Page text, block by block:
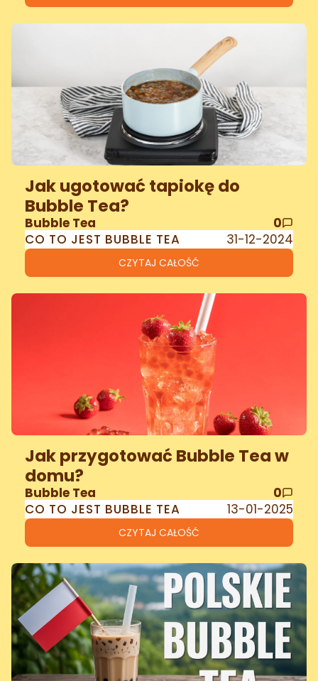
CO TO JEST BUBBLE TEA 31-12-2024
Jak ugotować tapiokę do
Bubble Tea?
CZYTAJ CAŁOŚĆ
Bubble Tea 0
CO TO JEST BUBBLE TEA 13-01-2025
Jak przygotować Bubble Tea w
domu?
CZYTAJ CAŁOŚĆ
Bubble Tea 0